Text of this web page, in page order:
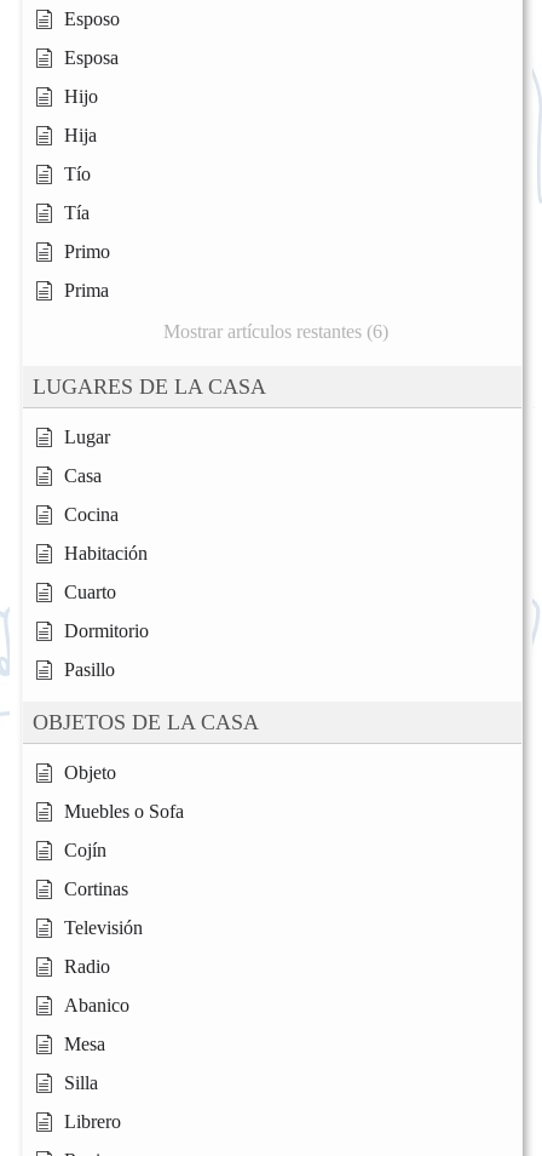
Esposo
Esposa
Hijo
Hija
Tío
Tía
Primo
Prima
Mostrar artículos restantes (6)
LUGARES DE LA CASA
Lugar
Casa
Cocina
Habitación
Cuarto
Dormitorio
Pasillo
OBJETOS DE LA CASA
Objeto
Muebles o Sofa
Cojín
Cortinas
Televisión
Radio
Abanico
Mesa
Silla
Librero